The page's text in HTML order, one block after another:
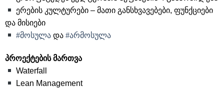
ერების კულტურები – მათი განსხვავებები, ფუნქციები
და მისიები
#მოსულა და#არმოსულა
პროექტების მართვა
Waterfall
Lean Management